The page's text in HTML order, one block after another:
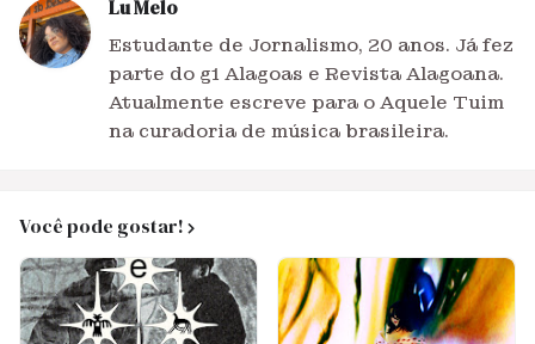
Lu Melo
Estudante de Jornalismo, 20 anos. Já fez
parte do g1 Alagoas e Revista Alagoana.
Atualmente escreve para o Aquele Tuim
na curadoria de música brasileira.
Você pode gostar!